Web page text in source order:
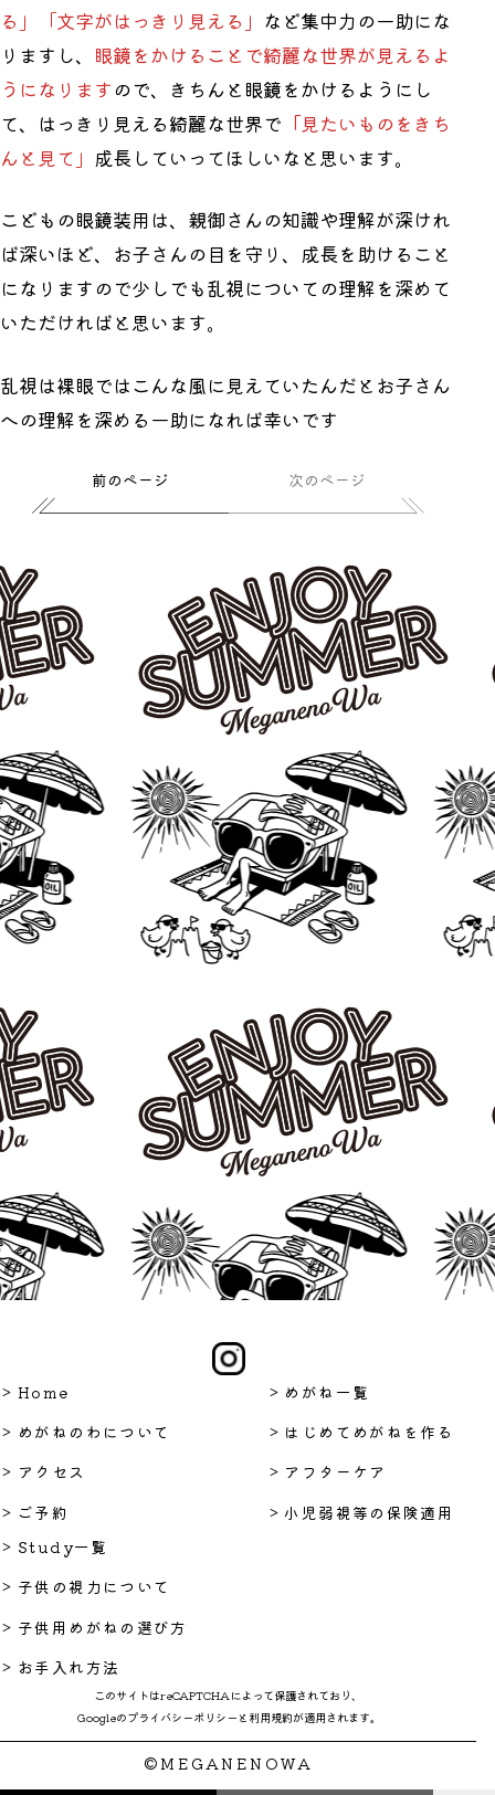
る」「文字がはっきり見える」 など集中力の一助にな
りますし、 眼鏡をかけることで綺麗な世界が見えるよ
うになりますので、きちんと眼鏡をかけるようにし
て、はっきり見える綺麗な世界で 「見たいものをきち
んと見て」 成長していってほしいなと思います。
こどもの眼鏡装用は、親御さんの知識や理解が深けれ
ば深いほど、お子さんの目を守り、成長を助けること
になりますので少しでも乱視についての理解を深めて
いただければと思います。
乱視は裸眼ではこんな風に見えていたんだとお子さん
への理解を深める一助になれば幸いです
前のページ 次のページ
> Home
> めがねのわについて
> アクセス
> ご予約
> めがね一覧
> はじめてめがねを作る
> アフターケア
> 小児弱視等の保険適用
> Study一覧
> 子供の視力について
> 子供用めがねの選び方
> お手入れ方法
このサイトはreCAPTCHAによって保護されており、
Googleのプライバシーポリシー と 利用規約が適用されます。
©MEGANENOWA